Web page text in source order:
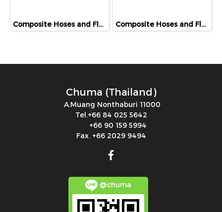
Composite Hoses and Flex, BRAZOS I LOADIng ARMS, HIDROCARBUROS I PETROL Composite Hoses and Flex, VAPORES I VR RECOVERY, HIDROCARBUROS I PETROL
Chuma (Thailand)
A.Muang Nonthaburi 11000
Tel.+66 84 025 5642
+66 90 159 5994
Fax. +66 2029 9494
@chuma